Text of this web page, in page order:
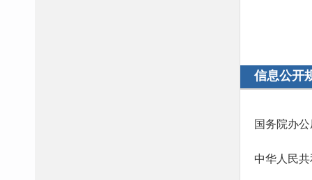
信息公开
国务院办
中华人民